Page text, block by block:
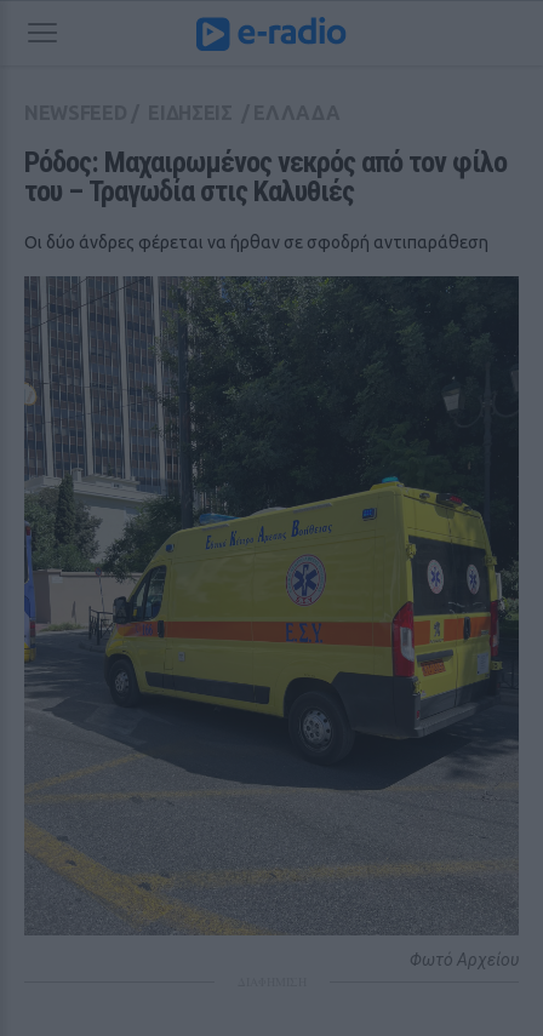
Ρόδος: Μαχαιρωμένος νεκρός από τον φίλο
του – Τραγωδία στις Καλυθιές
Οι δύο άνδρες φέρεται να ήρθαν σε σφοδρή αντιπαράθεση
Φωτό Αρχείου